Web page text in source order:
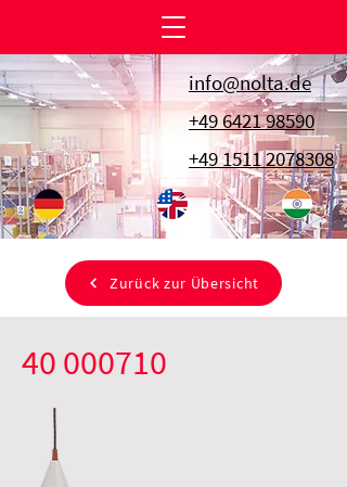
info@nolta.de
+49 6421 98590
+49 1511 2078308
Zurück zur Übersicht
40 000710